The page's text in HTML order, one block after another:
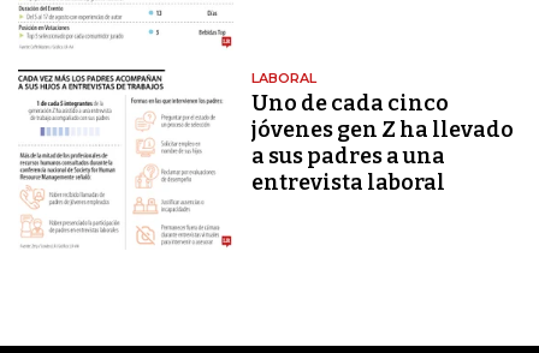
LABORAL
Uno de cada cinco
jóvenes gen Z ha llevado
a sus padres a una
entrevista laboral